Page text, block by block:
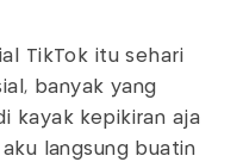
TikTok itu sehari
banyak yang
kayak kepikiran aja
langsung buatin